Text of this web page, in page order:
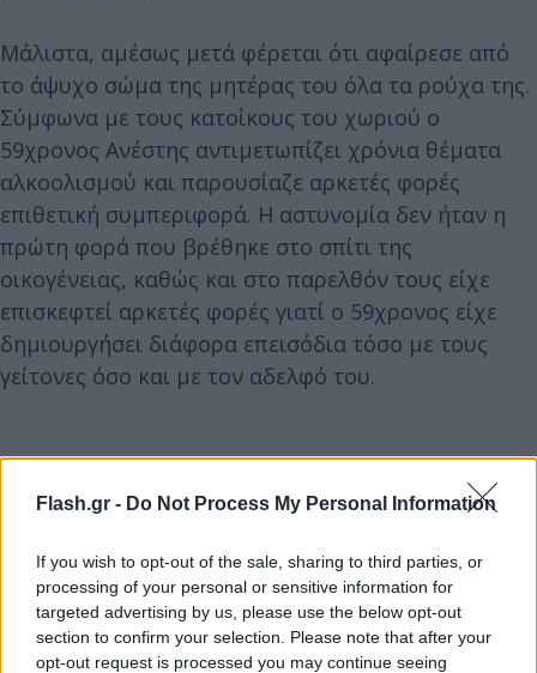
Flash.gr - Do Not Process My Personal Information
If you wish to opt-out of the sale, sharing to third parties, or
processing of your personal or sensitive information for
targeted advertising by us, please use the below opt-out
section to confirm your selection. Please note that after your
opt-out request is processed you may continue seeing
Μάλιστα, αμέσως μετά φέρεται ότι αφαίρεσε από
το άψυχο σώμα της μητέρας του όλα τα ρούχα της.
Σύμφωνα με τους κατοίκους του χωριού ο
59χρονος Ανέστης αντιμετωπίζει χρόνια θέματα
αλκοολισμού και παρουσίαζε αρκετές φορές
επιθετική συμπεριφορά. Η αστυνομία δεν ήταν η
πρώτη φορά που βρέθηκε στο σπίτι της
οικογένειας, καθώς και στο παρελθόν τους είχε
επισκεφτεί αρκετές φορές γιατί ο 59χρονος είχε
δημιουργήσει διάφορα επεισόδια τόσο με τους
γείτονες όσο και με τον αδελφό του.